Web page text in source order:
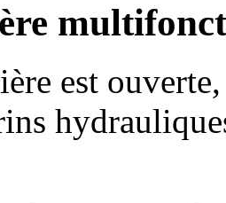
est